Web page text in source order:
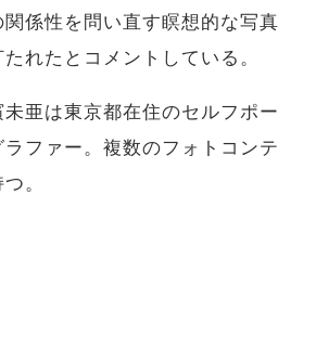
係性を問い直す瞑想的な写真
れたとコメントしている。
亜は東京都在住のセルフポー
ラファー。複数のフォトコンテ
。